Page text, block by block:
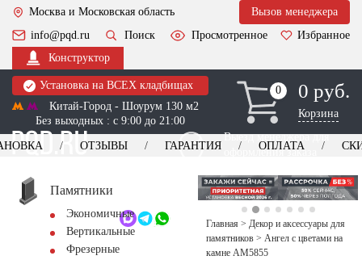
Москва и Московская область
Вызов менеджера
info@pqd.ru
Поиск Просмотренное
Избранное
Конструктор
Установка на ВСЕХ кладбищах
Китай-Город - Шоурум 130 м2
Без выходных : с 9:00 до 21:00
0
0 0 руб.
Корзина
Выезд менеджера для
оформления заказа
+7 (495) 518-44-23
Обратный звонок
ОТЗЫВЫ ГАРАНТИЯ ОПЛАТА
Памятники
Экономичные
Вертикальные
Фрезерные
Главная > Декор и аксессуары для
памятников > Ангел с цветами на
камне AM5855